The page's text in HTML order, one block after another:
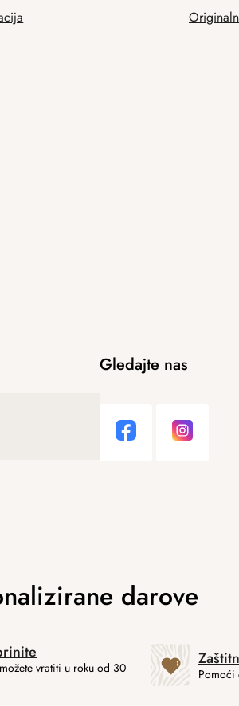
Gledajte nas
vratiti u roku od 30
Pomoći